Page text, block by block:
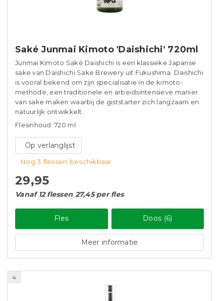
Saké Junmai Kimoto 'Daishichi' 720ml
Junmai Kimoto Saké Daishichi is een klassieke Japanse
sake van Daishichi Sake Brewery uit Fukushima. Daishichi
is vooral bekend om zijn specialisatie in de kimoto-
methode, een traditionele en arbeidsintensieve manier
van sake maken waarbij de giststarter zich langzaam en
natuurlijk ontwikkelt.
Flesinhoud: 720 ml
Op verlanglijst
Nog 3 flessen beschikbaar
29,95
Vanaf 12 flessen 27,45 per fles
Fles Doos (6)
Meer informatie
4